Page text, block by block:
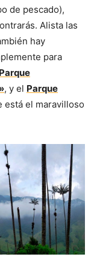
de pescado),
Alista las
hay
para
Parque
, y el Parque
está el maravilloso